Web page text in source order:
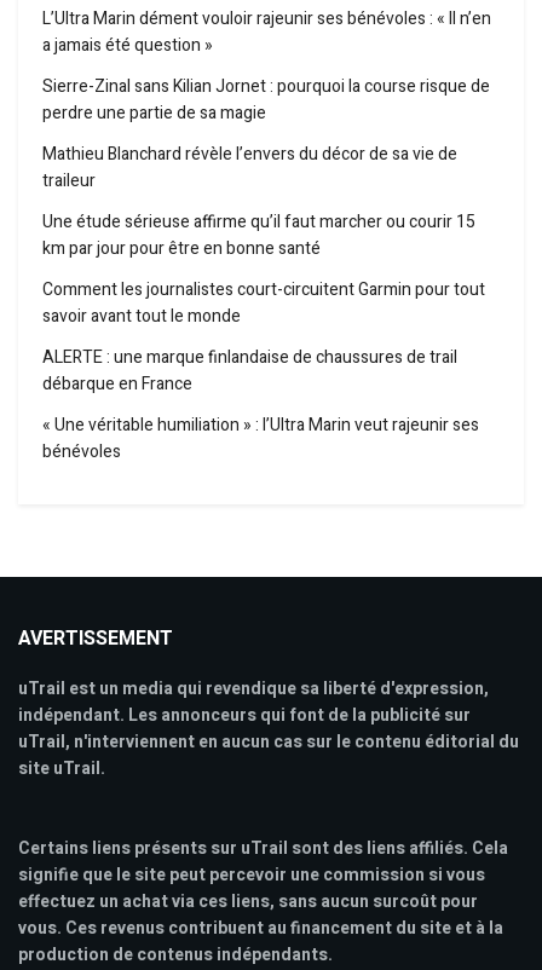
L’Ultra Marin dément vouloir rajeunir ses bénévoles : « Il n’en
a jamais été question »
Sierre-Zinal sans Kilian Jornet : pourquoi la course risque de
perdre une partie de sa magie
Mathieu Blanchard révèle l’envers du décor de sa vie de
traileur
Une étude sérieuse affirme qu’il faut marcher ou courir 15
km par jour pour être en bonne santé
Comment les journalistes court-circuitent Garmin pour tout
savoir avant tout le monde
ALERTE : une marque finlandaise de chaussures de trail
débarque en France
« Une véritable humiliation » : l’Ultra Marin veut rajeunir ses
bénévoles
AVERTISSEMENT
uTrail est un media qui revendique sa liberté d'expression,
indépendant. Les annonceurs qui font de la publicité sur
uTrail, n'interviennent en aucun cas sur le contenu éditorial du
site uTrail.
Certains liens présents sur uTrail sont des liens affiliés. Cela
signifie que le site peut percevoir une commission si vous
effectuez un achat via ces liens, sans aucun surcoût pour
vous. Ces revenus contribuent au financement du site et à la
production de contenus indépendants.